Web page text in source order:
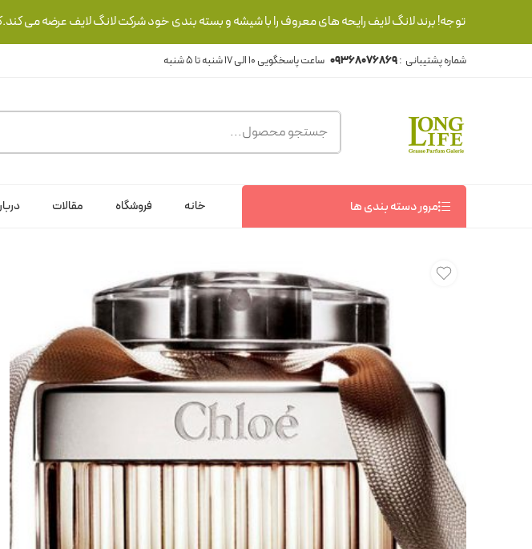
توجه! برند لانگ لایف رایحه های معروف را با شیشه و بسته بندی خود شرکت لانگ لایف عرضه می
شماره پشتیبانی :09368076869
مرور دسته بندی ها خانه فروشگاه مقالات